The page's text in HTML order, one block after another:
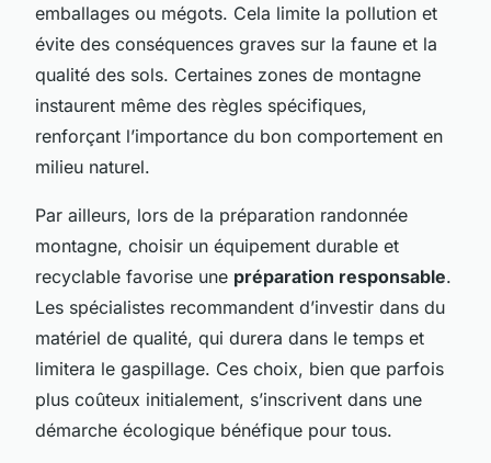
emballages ou mégots. Cela limite la pollution et
évite des conséquences graves sur la faune et la
qualité des sols. Certaines zones de montagne
instaurent même des règles spécifiques,
renforçant l’importance du bon comportement en
milieu naturel.
Par ailleurs, lors de la préparation randonnée
montagne, choisir un équipement durable et
recyclable favorise une préparation responsable.
Les spécialistes recommandent d’investir dans du
matériel de qualité, qui durera dans le temps et
limitera le gaspillage. Ces choix, bien que parfois
plus coûteux initialement, s’inscrivent dans une
démarche écologique bénéfique pour tous.